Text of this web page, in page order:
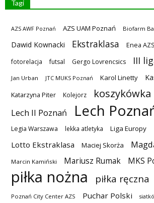
Tagi
AZS AWF Poznań AZS UAM Poznań Biofarm
Dawid Kownacki Ekstraklasa Enea
fotorelacja futsal Gergo Lovrencsics III
Jan Urban JTC MUKS Poznań Karol Linetty
Katarzyna Piter Kolejorz koszykówka
Lech II Poznań Lech
Legia Warszawa lekka atletyka Liga Europy
Lotto Ekstraklasa Maciej Skorża
Marcin Kamiński Mariusz Rumak MKS
piłka nożna piłka ręczna
Poznań City Center AZS Puchar Polski